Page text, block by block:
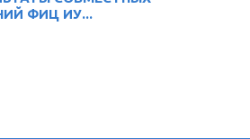
ФИЦ ИУ...